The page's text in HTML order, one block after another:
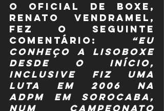
O oficial de boxe,
Renato Vendramel,
fez o seguinte
comentário: “Eu
conheço a Lisoboxe
desde o início,
inclusive fiz uma
luta em 2006 na
ADPM em Sorocaba,
num campeonato